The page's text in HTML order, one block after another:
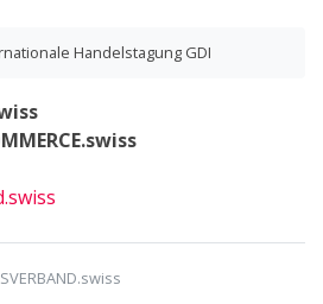
Handelstagung GDI